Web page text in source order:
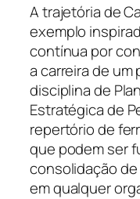
A trajetória de
exemplo
contínua por
a carreira de um
disciplina de
Estratégica de
repertório de
que podem ser
consolidação
em qualquer